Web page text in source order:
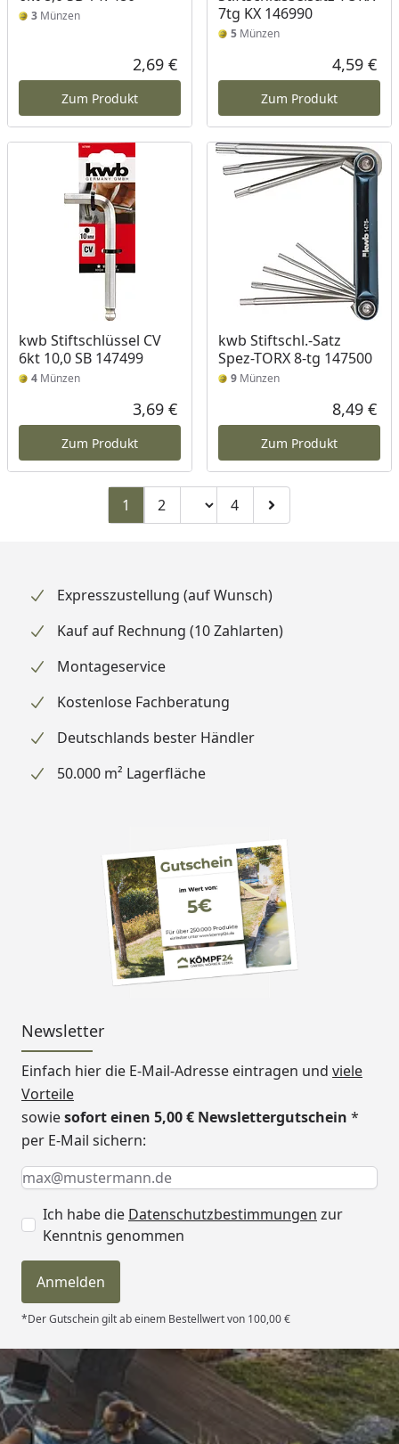
3 Münzen
Aktueller Preis
2,69 €
Zum Produkt
7tg KX 146990
5Münzen
4,59 €
Zum Produkt
kwb Stiftschlüssel CV
6kt 10,0 SB 147499
4 Münzen
Aktueller Preis
3,69 €
Zum Produkt
kwb Stiftschl.-Satz
Spez-TORX 8-tg 147500
9Münzen
8,49 €
Zum Produkt
1 Zu Seite 2
2 Seitenzahl ändern
Zu Seite 4
4 Zur nächsten Seite
Expresszustellung (auf Wunsch)
Kauf auf Rechnung (10 Zahlarten)
Montageservice
Kostenlose Fachberatung
Deutschlands bester Händler
50.000 m² Lagerfläche
Newsletter
Einfach hier die E-Mail-Adresse eintragen und viele
Vorteile
sowiesofort einen 5,00 € Newslettergutschein *
per E-Mail sichern:
Keine Eingabe erforderlich
Eingabe erforderlich
E-Mail *
Ich habe die Datenschutzbestimmungen zur
Kenntnis genommen
Anmelden
*Der Gutschein gilt ab einem Bestellwert von 100,00 €
Trusted Shops